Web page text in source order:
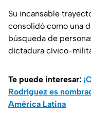
Su incansable
consolidó como una
búsqueda de
dictadura cívico-
Te puede interesar:
Rodríguez es
América Latina